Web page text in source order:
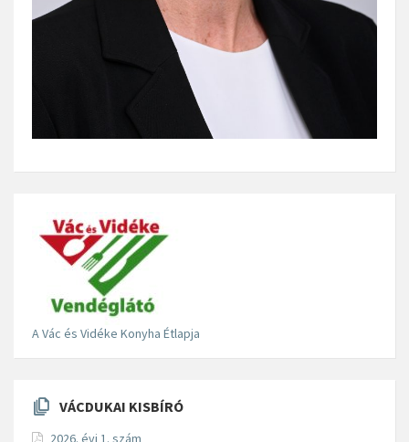
A Vác és Vidéke Konyha Étlapja
VÁCDUKAI KISBÍRÓ
2026. évi 1. szám